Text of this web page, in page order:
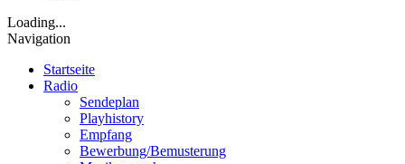
Loading...
Navigation
Startseite
Radio
Sendeplan
Playhistory
Empfang
Bewerbung/Bemusterung